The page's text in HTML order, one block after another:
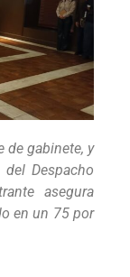
de gabinete, y
Despacho
asegura
en un 75 por